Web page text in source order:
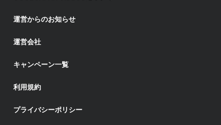
運営からのお知らせ
運営会社
キャンペーン一覧
利用規約
プライバシーポリシー